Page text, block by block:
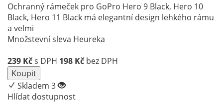
Ochranný rámeček pro GoPro Hero 9 Black, Hero 10
Black, Hero 11 Black má elegantní design lehkého rámu
a velmi
Množstevní sleva Heureka
239 Kčs DPH 198 Kč bez DPH
Koupit
Skladem 3
Hlídat dostupnost